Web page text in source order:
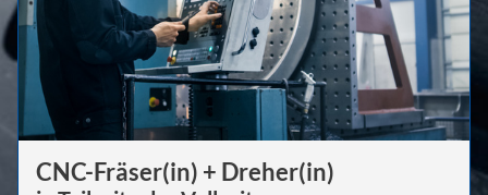
CNC-Fräser(in) + Dreher(in)